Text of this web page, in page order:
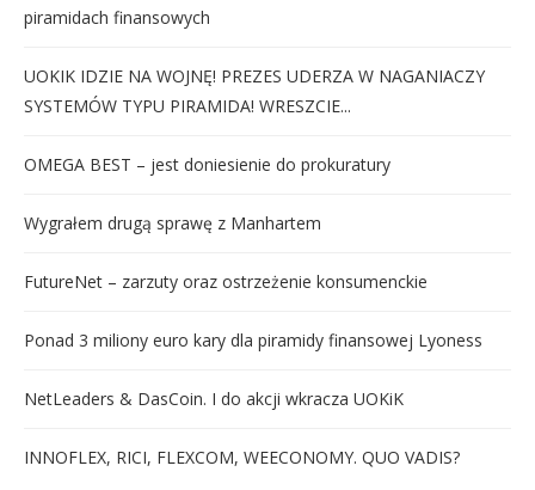
piramidach finansowych
UOKIK IDZIE NA WOJNĘ! PREZES UDERZA W NAGANIACZY
SYSTEMÓW TYPU PIRAMIDA! WRESZCIE...
OMEGA BEST – jest doniesienie do prokuratury
Wygrałem drugą sprawę z Manhartem
FutureNet – zarzuty oraz ostrzeżenie konsumenckie
Ponad 3 miliony euro kary dla piramidy finansowej Lyoness
NetLeaders & DasCoin. I do akcji wkracza UOKiK
INNOFLEX, RICI, FLEXCOM, WEECONOMY. QUO VADIS?